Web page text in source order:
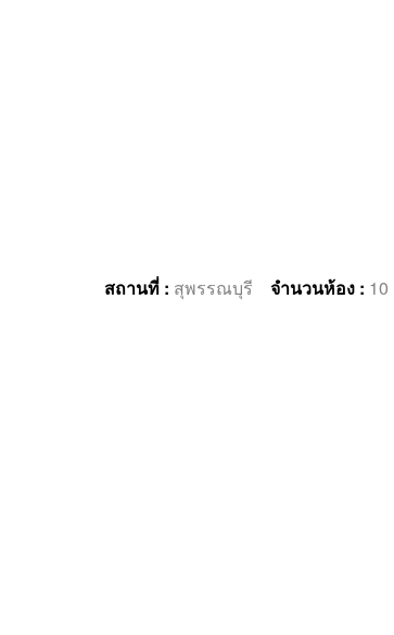
สถานที่ : สุพรรณบุรี จำนวนห้อง : 10